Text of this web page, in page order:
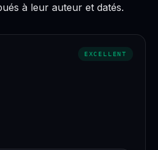
à leur auteur et datés.
EXCELLENT